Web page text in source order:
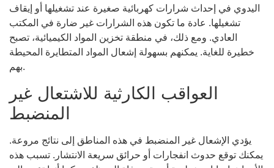
اليدوي في إحداث شرارات كهربائية صغيرة عند تشغيلها أو إيقاف
تشغيلها. عادة ما تكون هذه الشرارات غير ضارة في المكتب
العادي. ومع ذلك، في منطقة تخزين المواد الكيميائية، تصبح
خطيرة للغاية. يمكنهم بسهولة إشعال المواد المتطايرة المحيطة
بهم.
العواقب الكارثية للاشتعال غير
المنضبط
يؤدي الإشعال غير المنضبط في هذه المناطق إلى نتائج مروعة.
يمكنك توقع حدوث انفجارات أو حرائق سريعة الانتشار. تسبب هذه